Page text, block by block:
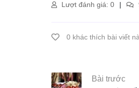
Lượt đánh giá: 0
0 khác thích bài viết
Bài trước